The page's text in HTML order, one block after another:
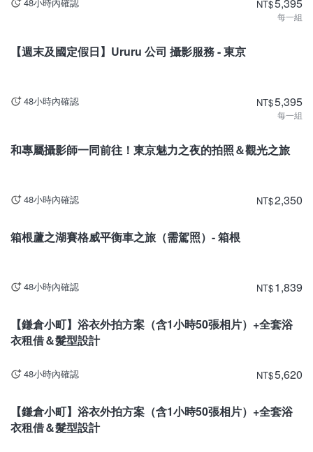
48小時內確認 NT$
每一組
【週末及國定假日】Ururu 公司 攝影服務 - 東京
48小時內確認 NT$5,395
每一組
和專屬攝影師一同前往！東京魅力之夜的拍照＆觀光之旅
48小時內確認 NT$2,350
箱根蘆之湖賽格威平衡車之旅（需駕照）- 箱根
48小時內確認 NT$1,839
【鎌倉小町】浴衣外拍方案（含1小時50張相片）+全套浴
衣租借＆髮型設計
48小時內確認 NT$5,620
【鎌倉小町】浴衣外拍方案（含1小時50張相片）+全套浴
衣租借＆髮型設計